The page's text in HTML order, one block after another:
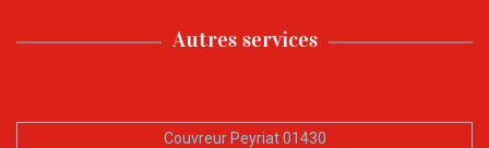
Autres services
Couvreur Peyriat 01430